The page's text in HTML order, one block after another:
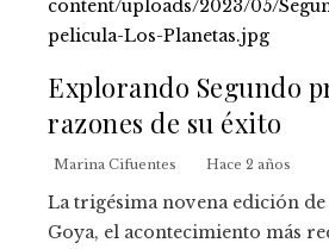
Explorando Segundo
razones de su éxito
Marina Cifuentes Hace 2 años
La trigésima novena edición
Goya, el acontecimiento más